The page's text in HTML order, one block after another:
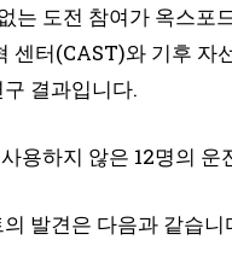
는 도전 참여가 옥스포
센터(CAST)와 기후
결과입니다.
용하지 않은 12명의
발견은 다음과 같습니